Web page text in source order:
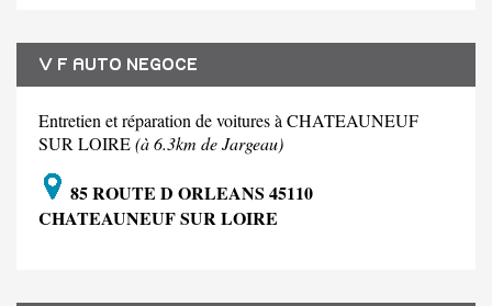
V F AUTO NEGOCE
Entretien et réparation de voitures à CHATEAUNEUF
SUR LOIRE(à 6.3km de Jargeau)
85 ROUTE D ORLEANS 45110
CHATEAUNEUF SUR LOIRE